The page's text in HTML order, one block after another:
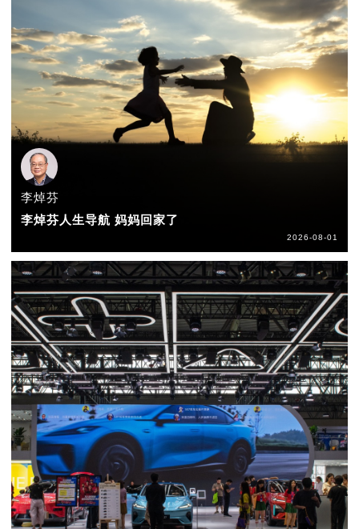
李焯芬
李焯芬人生导航 妈妈回家了
2026-08-01